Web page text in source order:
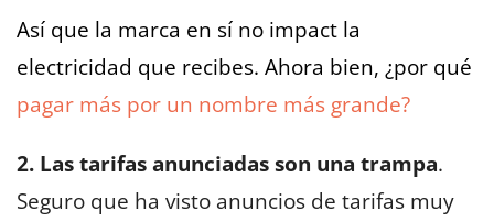
Así que la marca en sí no impact la
electricidad que recibes. Ahora bien, ¿por qué
pagar más por un nombre más grande?
2. Las tarifas anunciadas son una trampa.
Seguro que ha visto anuncios de tarifas muy